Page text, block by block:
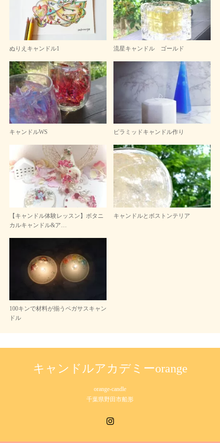
ぬりえキャンドル1 流星キャンドル ゴールド
キャンドルWS ピラミッドキャンドル作り
【キャンドル体験レッスン】ボタニ
カルキャンドル&ア…
キャンドルとボストンテリア
100キンで材料が揃うペガサスキャン
ドル
キャンドルアカデミーorange
orange-candle
千葉県野田市船形